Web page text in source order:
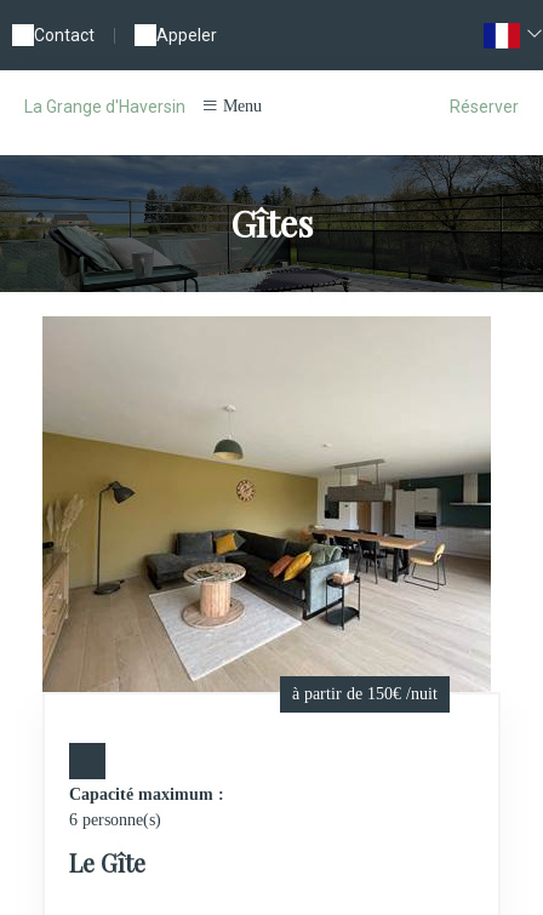
Contact Appeler
La Grange d'Haversin Menu Réserver
Gîtes
à partir de 150€ /nuit
Capacité maximum :
6 personne(s)
Le Gîte